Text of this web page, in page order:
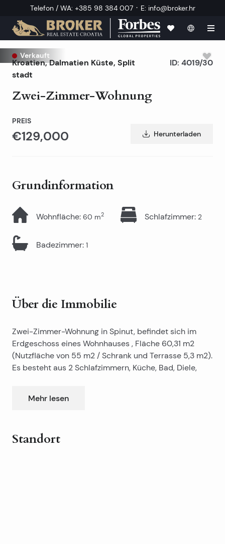
Telefon / WA: +385 98 384 007 · E: info@broker.hr
Verkauft
Kroatien,Dalmatien Küste, Split
stadt
Zwei-Zimmer-Wohnung
ID: 4019/30
PREIS
€129,000 Herunterladen
Grundinformation
Wohnfläche: 60 m2 Schlafzimmer: 2
Badezimmer: 1
Über die Immobilie
Zwei-Zimmer-Wohnung in Spinut, befindet sich im
Erdgeschoss eines Wohnhauses , Fläche 60,31 m2
(Nutzfläche von 55 m2 / Schrank und Terrasse 5,3 m2).
Es besteht aus 2 Schlafzimmern, Küche, Bad, Diele,
Renovierungsbedürftig .
Nähe von Schulen, Kindergärten , Stadtbushaltestelle
Mehr lesen
Standort